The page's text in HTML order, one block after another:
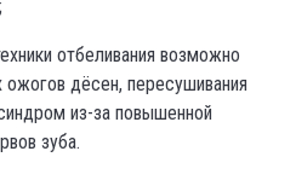
отбеливания возможно
ожогов дёсен, пересушивания
из-за повышенной
зуба.